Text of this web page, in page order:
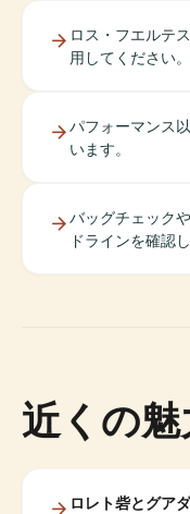
ロス・フエルテ
用してください。
パフォーマンス
います。
バッグチェック
ドラインを確認
近くの魅
ロレト砦とグア